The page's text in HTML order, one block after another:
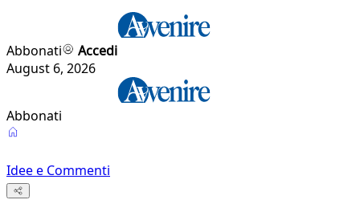
Abbonati
Accedi
August 6, 2026
Abbonati
Idee e Commenti